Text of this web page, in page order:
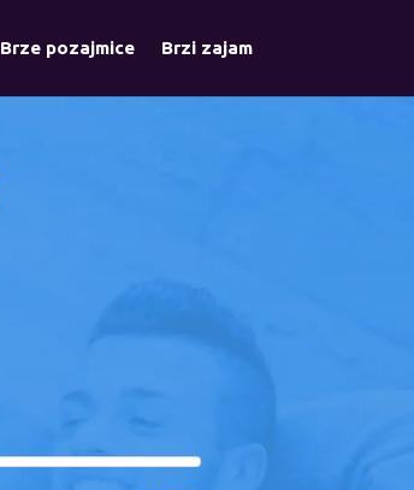
Brze pozajmice Brzi zajam